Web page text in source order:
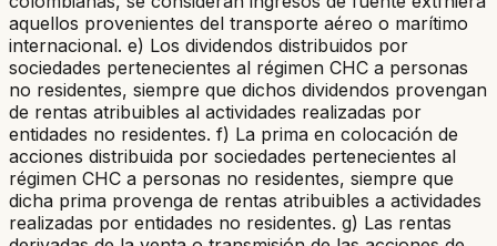
aquellos provenientes del transporte aéreo o marítimo
internacional. e) Los dividendos distribuidos por
sociedades pertenecientes al régimen CHC a personas
no residentes, siempre que dichos dividendos provengan
de rentas atribuibles al actividades realizadas por
entidades no residentes. f) La prima en colocación de
acciones distribuida por sociedades pertenecientes al
régimen CHC a personas no residentes, siempre que
dicha prima provenga de rentas atribuibles a actividades
realizadas por entidades no residentes. g) Las rentas